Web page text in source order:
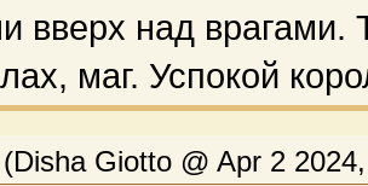
вверх над
маг. Успокой
Giotto @ Apr 2